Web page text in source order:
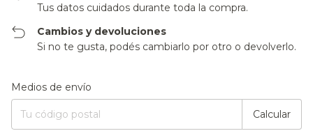
Tus datos cuidados durante toda la compra.
Cambios y devoluciones
Si no te gusta, podés cambiarlo por otro o devolverlo.
Entregas para el CP:
Medios de envío
Calcular